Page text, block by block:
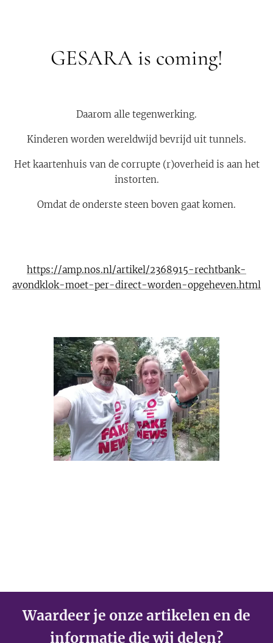
GESARA is coming!
Daarom alle tegenwerking.
Kinderen worden wereldwijd bevrijd uit tunnels.
Het kaartenhuis van de corrupte (r)overheid is aan het
instorten.
Omdat de onderste steen boven gaat komen.
https://amp.nos.nl/artikel/2368915-rechtbank-
avondklok-moet-per-direct-worden-opgeheven.html
Waardeer je onze artikelen en de
informatie die wij delen?